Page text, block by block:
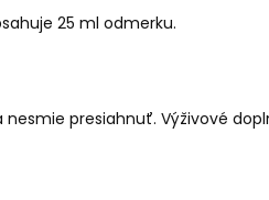
25 ml odmerku.
presiahnuť. Výživové